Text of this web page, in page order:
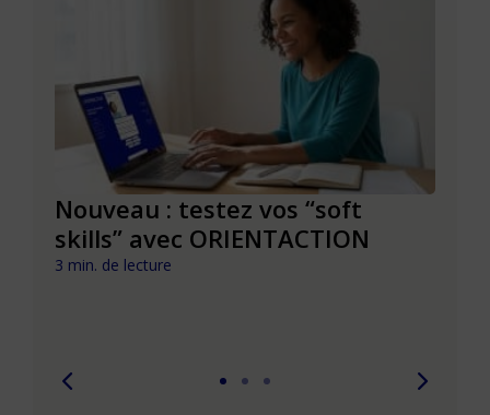
Nouveau : testez vos “soft
skills” avec ORIENTACTION
3 min. de lecture